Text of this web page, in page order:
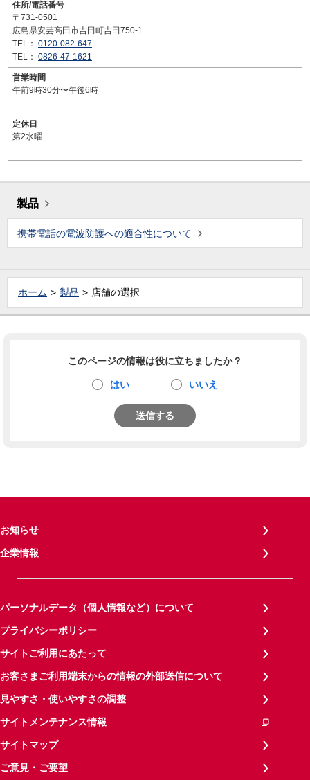
住所/電話番号
〒731-0501
広島県安芸高田市吉田町吉田750-1
TEL： 0120-082-647
TEL： 0826-47-1621
営業時間
午前9時30分〜午後6時
定休日
第2水曜
製品
携帯電話の電波防護への適合性について
ホーム 製品 店舗の選択
このページの情報は役に立ちましたか？
はい いいえ
送信する
お知らせ
企業情報
パーソナルデータ（個人情報など）について
プライバシーポリシー
サイトご利用にあたって
お客さまご利用端末からの情報の外部送信について
見やすさ・使いやすさの調整
サイトメンテナンス情報
サイトマップ
ご意見・ご要望